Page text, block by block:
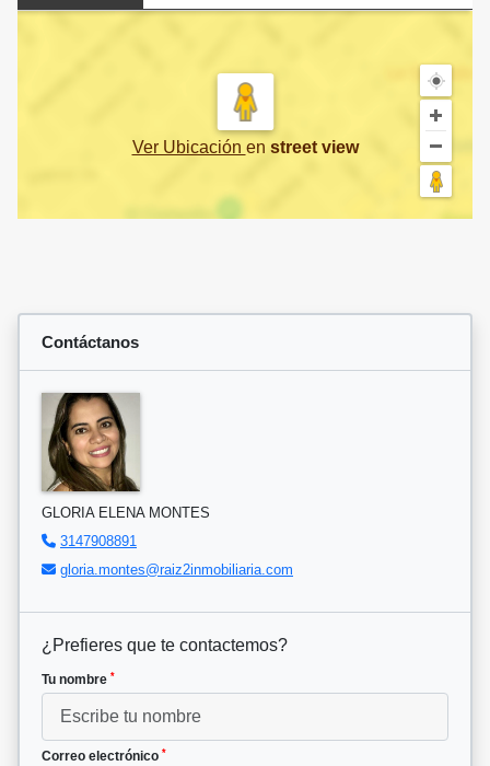
Ver Ubicación en street view
Contáctanos
GLORIA ELENA MONTES
3147908891
gloria.montes@raiz2inmobiliaria.com
¿Prefieres que te contactemos?
Tu nombre *
Correo electrónico *